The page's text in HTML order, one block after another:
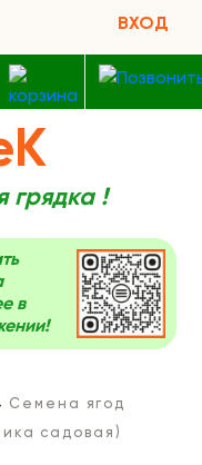
ВХОД
грядка !
в
Семена ягод
садовая)